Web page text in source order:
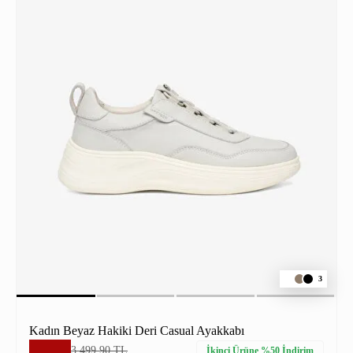
3
Kadın Beyaz Hakiki Deri Casual Ayakkabı
3.499,90 TL İkinci Ürüne %50 İndirim